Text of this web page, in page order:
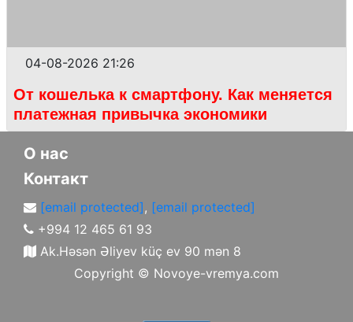
04-08-2026 21:26
От кошелька к смартфону. Как меняется
платежная привычка экономики
О нас
Контакт
[email protected], [email protected]
+994 12 465 61 93
Ak.Həsən Əliyev küç ev 90 mən 8
Copyright © Novoye-vremya.com